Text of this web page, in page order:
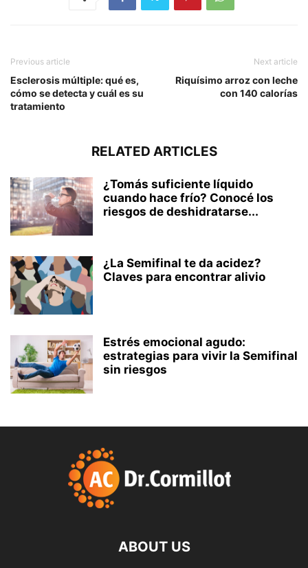
Previous article
Esclerosis múltiple: qué es,
cómo se detecta y cuál es su
tratamiento
Next article
Riquísimo arroz con leche
con 140 calorías
RELATED ARTICLES
¿Tomás suficiente líquido
cuando hace frío? Conocé los
riesgos de deshidratarse...
¿La Semifinal te da acidez?
Claves para encontrar alivio
Estrés emocional agudo:
estrategias para vivir la Semifinal
sin riesgos
ABOUT US